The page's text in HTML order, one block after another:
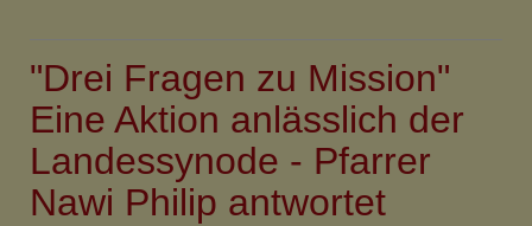
Japan
Pray
for
Japan
"Drei Fragen zu Mission"
Eine Aktion anlässlich der
Landessynode - Pfarrer
Nawi Philip antwortet